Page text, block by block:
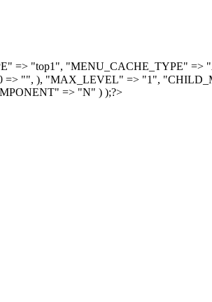
=> "top1", "MENU_CACHE_TYPE"
=> "", ), "MAX_LEVEL" => "1",
=> "N" ) );?>